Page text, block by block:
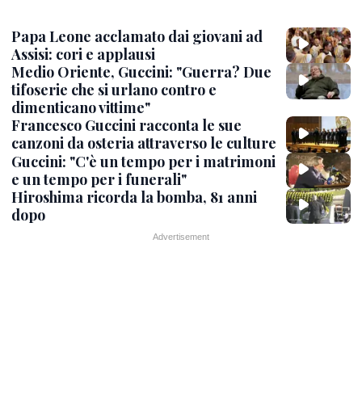
Papa Leone acclamato dai giovani ad
Assisi: cori e applausi
Medio Oriente, Guccini: "Guerra? Due
tifoserie che si urlano contro e
dimenticano vittime"
Francesco Guccini racconta le sue
canzoni da osteria attraverso le culture
Guccini: "C'è un tempo per i matrimoni
e un tempo per i funerali"
Hiroshima ricorda la bomba, 81 anni
dopo